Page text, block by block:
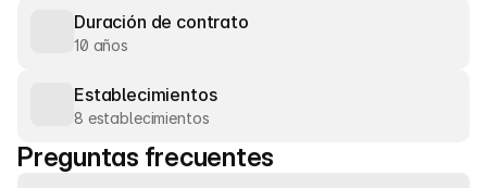
Duración de contrato
10 años
Establecimientos
8 establecimientos
Preguntas frecuentes